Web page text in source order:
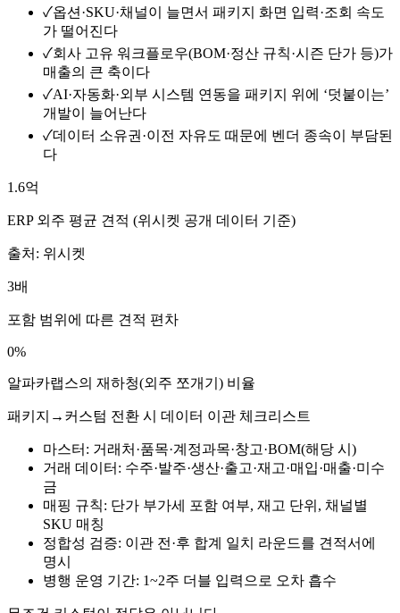
✓옵션·SKU·채널이 늘면서 패키지 화면 입력·조회 속도
가 떨어진다
✓회사 고유 워크플로우(BOM·정산 규칙·시즌 단가 등)가
매출의 큰 축이다
✓AI·자동화·외부 시스템 연동을 패키지 위에 ‘덧붙이는’
개발이 늘어난다
✓데이터 소유권·이전 자유도 때문에 벤더 종속이 부담된
다
1.6억
ERP 외주 평균 견적 (위시켓 공개 데이터 기준)
출처: 위시켓
3배
포함 범위에 따른 견적 편차
0%
알파카랩스의 재하청(외주 쪼개기) 비율
패키지→커스텀 전환 시 데이터 이관 체크리스트
마스터: 거래처·품목·계정과목·창고·BOM(해당 시)
거래 데이터: 수주·발주·생산·출고·재고·매입·매출·미수
금
매핑 규칙: 단가 부가세 포함 여부, 재고 단위, 채널별
SKU 매칭
정합성 검증: 이관 전·후 합계 일치 라운드를 견적서에
명시
병행 운영 기간: 1~2주 더블 입력으로 오차 흡수